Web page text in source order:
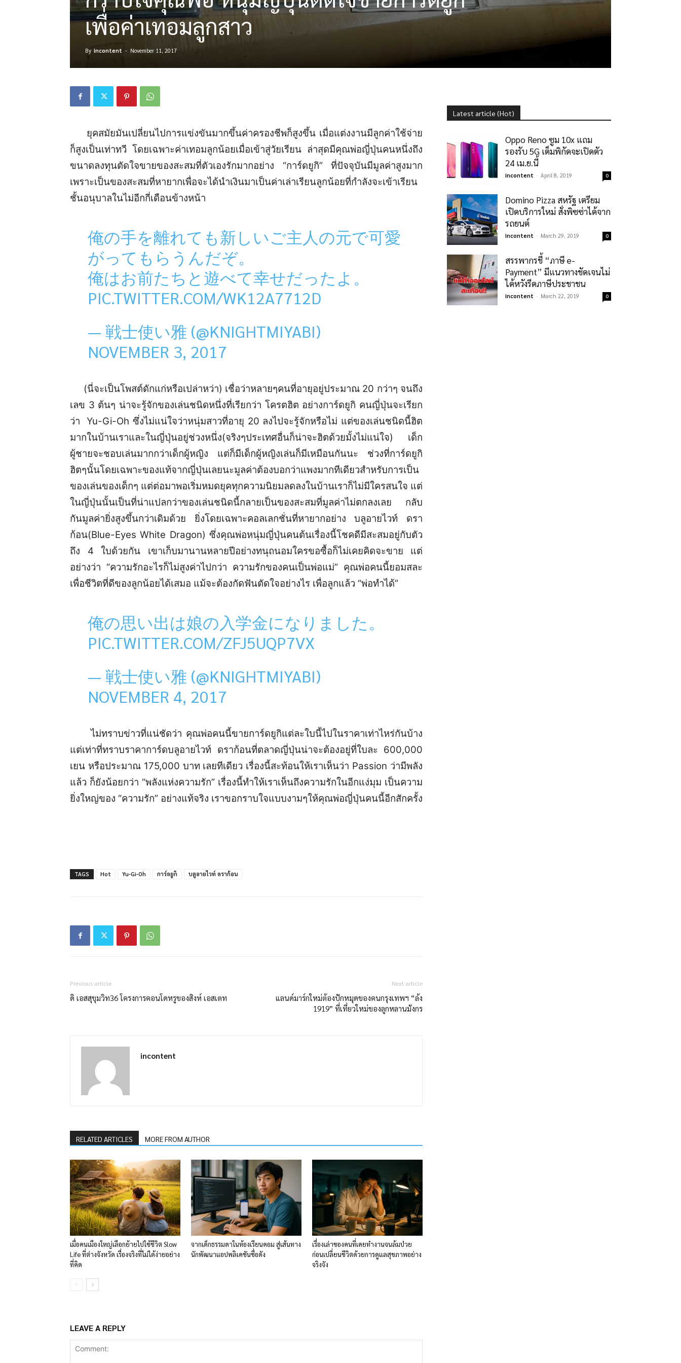
เพื่อค่าเทอมลูกสาว
By incontent - November 11, 2017
ยุคสมัยมันเปลี่ยนไปการแข่งขันมากขึ้นค่าครองชีพก็สูงขึ้น เมื่อแต่งงานมีลูกค่าใช้จ่าย
ก็สูงเป็นเท่าทวี โดยเฉพาะค่าเทอมลูกน้อยเมื่อเข้าสู่วัยเรียน ล่าสุดมีคุณพ่อญี่ปุ่นคนหนึ่งถึง
ขนาดลงทุนตัดใจขายของสะสมที่ตัวเองรักมากอย่าง “การ์ดยูกิ” ที่ปัจจุบันมีมูลค่าสูงมาก
เพราะเป็นของสะสมที่หายากเพื่อจะได้นำเงินมาเป็นค่าเล่าเรียนลูกน้อยที่กำลังจะเข้าเรียน
ชั้นอนุบาลในไม่อีกกี่เดือนข้างหน้า
俺の手を離れても新しいご主人の元で可愛
がってもらうんだぞ。
俺はお前たちと遊べて幸せだったよ。
PIC.TWITTER.COM/WK12A7712D
— 戦士使い雅 (@KNIGHTMIYABI)
NOVEMBER 3, 2017
(นี่จะเป็นโพสต์ดักแก่หรือเปล่าหว่า) เชื่อว่าหลายๆคนที่อายุอยู่ประมาณ 20 กว่าๆ จนถึง
เลข 3 ต้นๆ น่าจะรู้จักของเล่นชนิดหนึ่งที่เรียกว่า โครตฮิต อย่างการ์ดยูกิ คนญี่ปุ่นจะเรียก
ว่า Yu-Gi-Oh ซึ่งไม่แน่ใจว่าหนุ่มสาวที่อายุ 20 ลงไปจะรู้จักหรือไม่ แต่ของเล่นชนิดนี้ฮิต
มากในบ้านเราและในญี่ปุ่นอยู่ช่วงหนึ่ง(จริงๆประเทศอื่นก็น่าจะฮิตด้วยมั้งไม่แน่ใจ) เด็ก
ผู้ชายจะชอบเล่นมากกว่าเด็กผู้หญิง แต่ก็มีเด็กผู้หญิงเล่นก็มีเหมือนกันนะ ช่วงที่การ์ดยูกิ
ฮิตๆนั้นโดยเฉพาะของแท้จากญี่ปุ่นเลยนะมูลค่าต้องบอกว่าแพงมากทีเดียวสำหรับการเป็น
ของเล่นของเด็กๆ แต่ต่อมาพอเริ่มหมดยุคทุกความนิยมลดลงในบ้านเราก็ไม่มีใครสนใจ แต่
ในญี่ปุ่นนั้นเป็นที่น่าแปลกว่าของเล่นชนิดนี้กลายเป็นของสะสมที่มูลค่าไม่ตกลงเลย กลับ
กันมูลค่ายิ่งสูงขึ้นกว่าเดิมด้วย ยิ่งโดยเฉพาะคอลเลกชั่นที่หายากอย่าง บลูอายไวท์ ดรา
ก้อน(Blue-Eyes White Dragon) ซึ่งคุณพ่อหนุ่มญี่ปุ่นคนต้นเรื่องนี้โชคดีมีสะสมอยู่กับตัว
ถึง 4 ใบด้วยกัน เขาเก็บมานานหลายปีอย่างทนุถนอมใครขอซื้อก็ไม่เคยคิดจะขาย แต่
อย่างว่า “ความรักอะไรก็ไม่สูงค่าไปกว่า ความรักของคนเป็นพ่อแม่” คุณพ่อคนนี้ยอมสละ
เพื่อชีวิตที่ดีของลูกน้อยได้เสมอ แม้จะต้องกัดฟันตัดใจอย่างไร เพื่อลูกแล้ว “พ่อทำได้”
俺の思い出は娘の入学金になりました。
PIC.TWITTER.COM/ZFJ5UQP7VX
— 戦士使い雅 (@KNIGHTMIYABI)
NOVEMBER 4, 2017
ไม่ทราบข่าวที่แน่ชัดว่า คุณพ่อคนนี้ขายการ์ดยูกิแต่ละใบนี้ไปในราคาเท่าไหร่กันบ้าง
แต่เท่าที่ทราบราคาการ์ดบลูอายไวท์ ดราก้อนที่ตลาดญี่ปุ่นน่าจะต้องอยู่ที่ใบละ 600,000
เยน หรือประมาณ 175,000 บาท เลยทีเดียว เรื่องนี้สะท้อนให้เราเห็นว่า Passion ว่ามีพลัง
แล้ว ก็ยังน้อยกว่า “พลังแห่งความรัก” เรื่องนี้ทำให้เราเห็นถึงความรักในอีกแง่มุม เป็นความ
ยิ่งใหญ่ของ “ความรัก” อย่างแท้จริง เราขอกราบใจแบบงามๆให้คุณพ่อญี่ปุ่นคนนี้อีกสักครั้ง
TAGS Hot Yu-Gi-Oh การ์ดยูกิ บลูอายไวท์ ดราก้อน
Previous article
ดิ เอสสุขุมวิท36 โครงการคอนโดหรูของสิงห์ เอสเตท
Next article
แลนด์มาร์กใหม่ต้องปักหมุดของคนกรุงเทพฯ “ล้ง
1919” ที่เที่ยวใหม่ของลูกหลานมังกร
incontent
RELATED ARTICLES MORE FROM AUTHOR
เมื่อคนเมืองใหญ่เลือกย้ายไปใช้ชีวิต Slow
Life ที่ต่างจังหวัด เรื่องจริงที่ไม่ได้ง่ายอย่าง
ที่คิด
จากเด็กธรรมดาในห้องเรียนคอม สู่เส้นทาง
นักพัฒนาแอปพลิเคชันชื่อดัง
เรื่องเล่าของคนที่เคยทำงานจนล้มป่วย
ก่อนเปลี่ยนชีวิตด้วยการดูแลสุขภาพอย่าง
จริงจัง
LEAVE A REPLY
Latest article (Hot)
Oppo Reno ซูม 10x แถม
รองรับ 5G เต็มพิกัดจะเปิดตัว
24 เม.ย.นี้
incontent - April 8, 2019 0
Domino Pizza สหรัฐ เตรียม
เปิดบริการใหม่ สั่งพิซซ่าได้จาก
รถยนต์
incontent - March 29, 2019 0
สรรพากรชี้ “ภาษี e-
Payment” มีแนวทางชัดเจนไม่
ได้หวังรีดภาษีประชาชน
incontent - March 22, 2019 0